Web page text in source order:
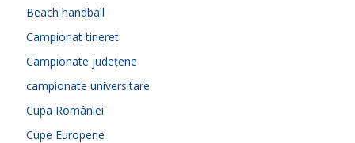
Beach handball
Campionat tineret
Campionate județene
campionate universitare
Cupa României
Cupe Europene